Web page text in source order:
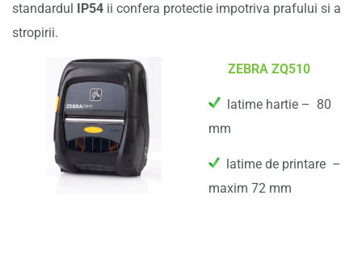
standardul
IP54 ii confera protectie impotriva prafului si a
stropirii.
ZEBRA ZQ510
latime hartie – 80
mm
latime de printare –
maxim 72 mm